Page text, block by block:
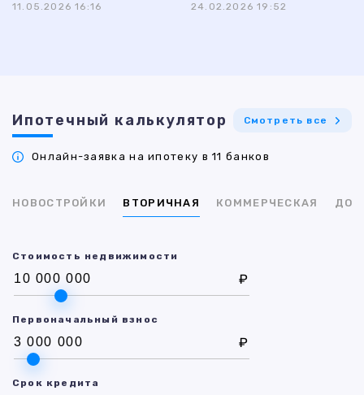
11.05.2026 16:16 24.02.2026 19:52
Ипотечный калькулятор Смотреть все
Онлайн-заявка на ипотеку в 11 банков
НОВОСТРОЙКИ ВТОРИЧНАЯ КОММЕРЧЕСКАЯ ДОМ
Стоимость недвижимости
₽
Первоначальный взнос
₽
Срок кредита